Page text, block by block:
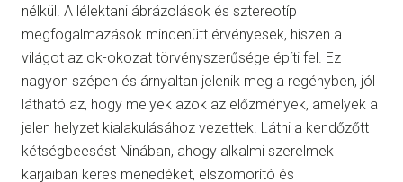
nélkül. A lélektani ábrázolások és sztereotíp
megfogalmazások mindenütt érvényesek, hiszen a
világot az ok-okozat törvényszerűsége építi fel. Ez
nagyon szépen és árnyaltan jelenik meg a regényben, jól
látható az, hogy melyek azok az előzmények, amelyek a
jelen helyzet kialakulásához vezettek. Látni a kendőzőtt
kétségbeesést Ninában, ahogy alkalmi szerelmek
karjaiban keres menedéket, elszomorító és